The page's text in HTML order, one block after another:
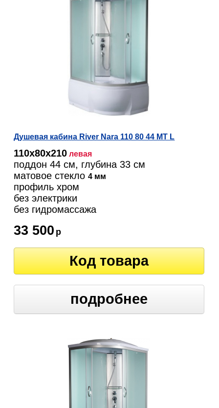
Душевая кабина River Nara 110 80 44 МТ L
110х80х210 левая
поддон 44 см, глубина 33 см
матовое стекло4 мм
профиль хром
без электрики
без гидромассажа
33 500 р
Код товара
подробнее